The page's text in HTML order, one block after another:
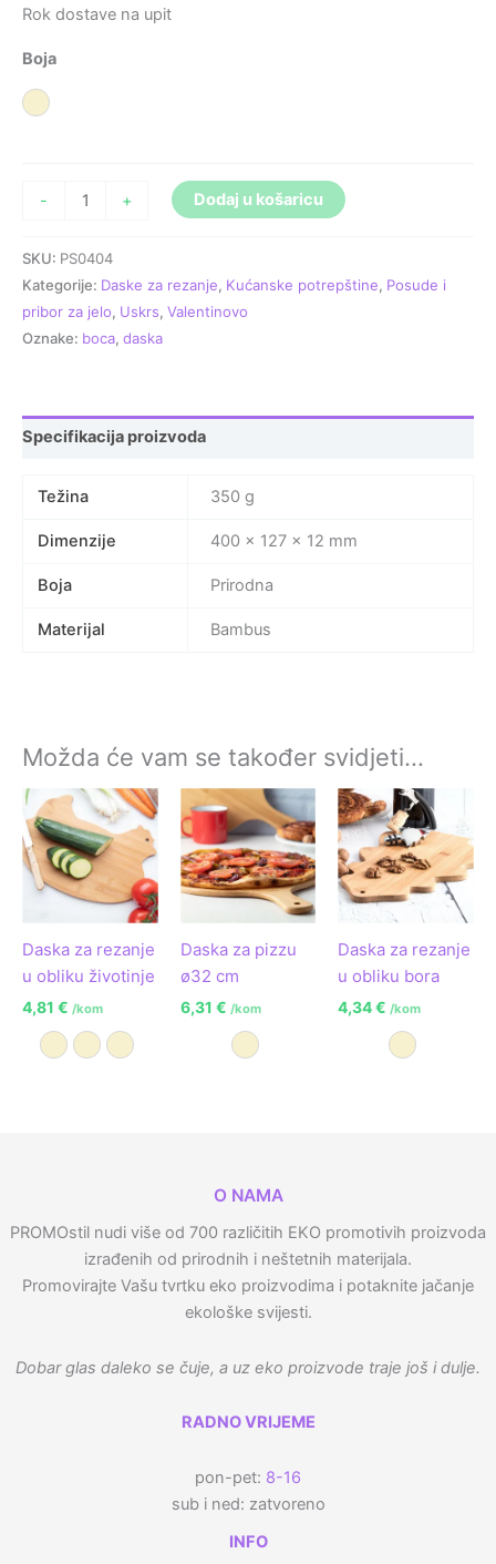
Rok dostave na upit
Boja
Prirodna
- + Dodaj u košaricu
SKU: PS0404
Kategorije: Daske za rezanje, Kućanske potrepštine, Posude i
pribor za jelo, Uskrs, Valentinovo
Oznake: boca, daska
Specifikacija proizvoda
Težina 350 g
Dimenzije 400 × 127 × 12 mm
Boja Prirodna
Materijal Bambus
Možda će vam se također svidjeti…
Daska za rezanje
u obliku životinje
4,81 € /kom
Prirodna A
Prirodna BPrirodna C
Daska za pizzu
ø32 cm
6,31 € /kom
Prirodna
Daska za rezanje
u obliku bora
4,34€ /kom
Prirodna
O NAMA
PROMOstil nudi više od 700 različitih EKO promotivih proizvoda
izrađenih od prirodnih i neštetnih materijala.
Promovirajte Vašu tvrtku eko proizvodima i potaknite jačanje
ekološke svijesti.
Dobar glas daleko se čuje, a uz eko proizvode traje još i dulje.
RADNO VRIJEME
pon-pet: 8-16
sub i ned: zatvoreno
INFO